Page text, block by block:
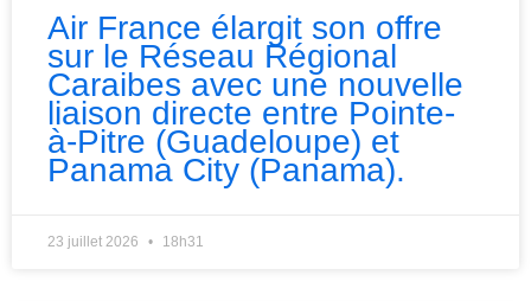
Air France élargit son offre
sur le Réseau Régional
Caraibes avec une nouvelle
liaison directe entre Pointe-
à-Pitre (Guadeloupe) et
Panama City (Panama).
23 juillet 2026 18h31